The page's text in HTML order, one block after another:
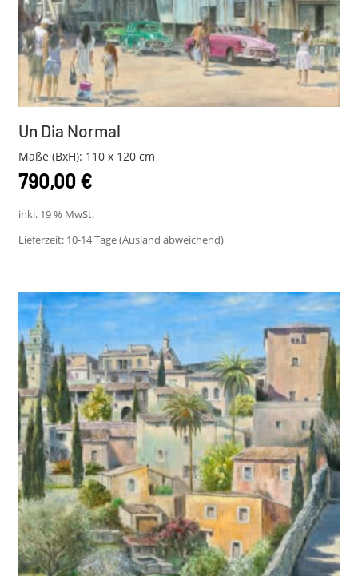
Un Dia Normal
Maße (BxH): 110 x 120 cm
790,00 €
inkl. 19 % MwSt.
Lieferzeit: 10-14 Tage (Ausland abweichend)